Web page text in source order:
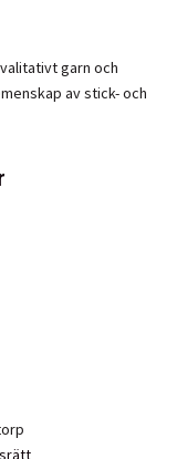
garn och
av stick- och